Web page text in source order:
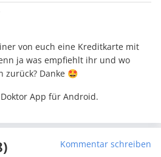
von euch eine Kreditkarte mit
ja was empfiehlt ihr und wo
zurück? Danke 🤩
App für Android.
Kommentar schreiben